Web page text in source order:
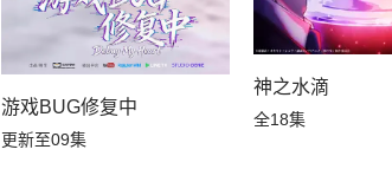
游戏BUG修复中
更新至09集
神之水滴
全18集